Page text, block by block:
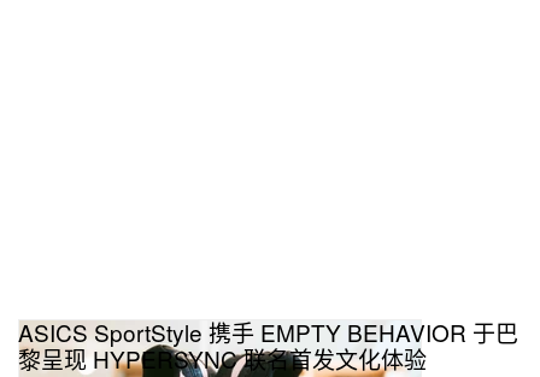
ASICS SportStyle 携手 EMPTY BEHAVIOR 于巴
黎呈现 HYPERSYNC 联名首发文化体验